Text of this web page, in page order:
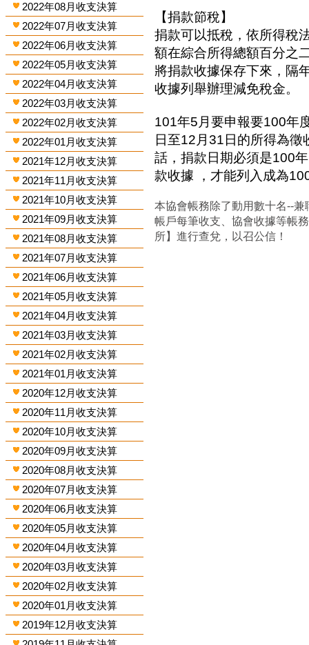
2022年08月收支決算
2022年07月收支決算
2022年06月收支決算
2022年05月收支決算
2022年04月收支決算
2022年03月收支決算
2022年02月收支決算
2022年01月收支決算
2021年12月收支決算
2021年11月收支決算
2021年10月收支決算
2021年09月收支決算
2021年08月收支決算
2021年07月收支決算
2021年06月收支決算
2021年05月收支決算
2021年04月收支決算
2021年03月收支決算
2021年02月收支決算
2021年01月收支決算
2020年12月收支決算
2020年11月收支決算
2020年10月收支決算
2020年09月收支決算
2020年08月收支決算
2020年07月收支決算
2020年06月收支決算
2020年05月收支決算
2020年04月收支決算
2020年03月收支決算
2020年02月收支決算
2020年01月收支決算
2019年12月收支決算
【捐款節稅】
捐款可以抵稅，依所得稅
額在綜合所得總額百分之
將捐款收據保存下來，隔
收據列舉辦理減免稅金。
101年5月要申報要100年
日至12月31日的所得為
話，捐款日期必須是100
款收據 ，才能列入成為
本協會帳務除了動用數十名--
帳戶每筆收支、協會收據等帳
所】進行查兌，以召公信！